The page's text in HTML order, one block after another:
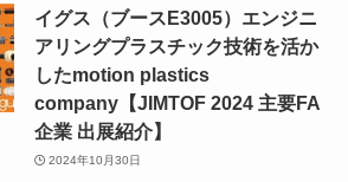
イグス（ブースE3005）エンジニ
アリングプラスチック技術を活か
したmotion plastics
company【JIMTOF 2024 主要FA
企業 出展紹介】
2024年10月30日